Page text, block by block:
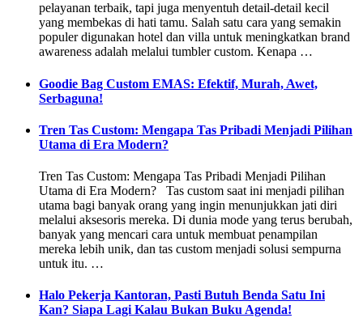
pelayanan terbaik, tapi juga menyentuh detail-detail kecil
yang membekas di hati tamu. Salah satu cara yang semakin
populer digunakan hotel dan villa untuk meningkatkan brand
awareness adalah melalui tumbler custom. Kenapa …
Goodie Bag Custom EMAS: Efektif, Murah, Awet,
Serbaguna!
Tren Tas Custom: Mengapa Tas Pribadi Menjadi Pilihan
Utama di Era Modern?
Tren Tas Custom: Mengapa Tas Pribadi Menjadi Pilihan
Utama di Era Modern? Tas custom saat ini menjadi pilihan
utama bagi banyak orang yang ingin menunjukkan jati diri
melalui aksesoris mereka. Di dunia mode yang terus berubah,
banyak yang mencari cara untuk membuat penampilan
mereka lebih unik, dan tas custom menjadi solusi sempurna
untuk itu. …
Halo Pekerja Kantoran, Pasti Butuh Benda Satu Ini
Kan? Siapa Lagi Kalau Bukan Buku Agenda!